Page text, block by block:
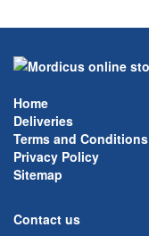
Home
Deliveries
Terms and Conditions
Privacy Policy
Sitemap
Contact us